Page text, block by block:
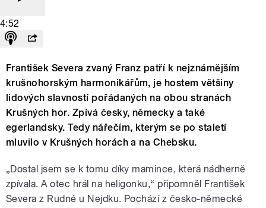
4:52
František Severa zvaný Franz patří k nejznámějším
krušnohorským harmonikářům, je hostem většiny
lidových slavností pořádaných na obou stranách
Krušných hor. Zpívá česky, německy a také
egerlandsky. Tedy nářečím, kterým se po staletí
mluvilo v Krušných horách a na Chebsku.
„Dostal jsem se k tomu díky mamince, která nádherně
zpívala. A otec hrál na heligonku,“ připomněl František
Severa z Rudné u Nejdku. Pochází z česko-německé